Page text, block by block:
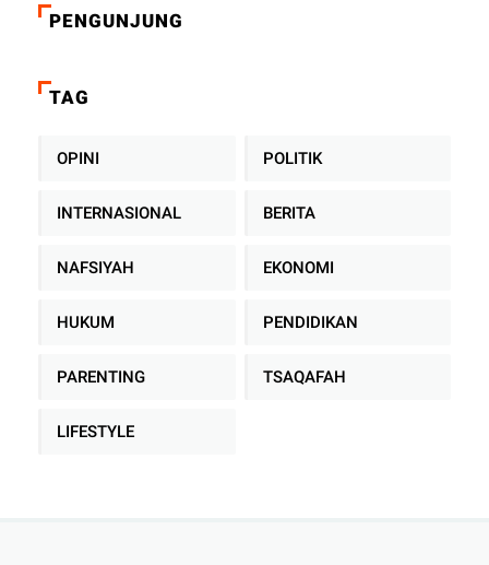
PENGUNJUNG
TAG
OPINI POLITIK
INTERNASIONAL BERITA
NAFSIYAH EKONOMI
HUKUM PENDIDIKAN
PARENTING TSAQAFAH
LIFESTYLE